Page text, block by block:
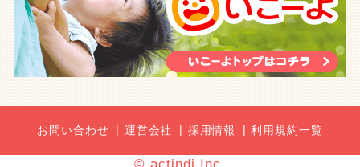
お問い合わせ 運営会社 採用情報 利用規約一覧